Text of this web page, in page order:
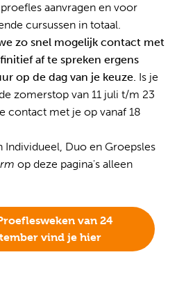
aanvragen en voor
cursussen in totaal.
zo snel mogelijk contact met
af te spreken ergens
op de dag van je keuze. Is je
zomerstop van 11 juli t/m 23
contact met je op vanaf 18
Duo en Groepsles
op deze pagina's alleen
van 24
vind je hier